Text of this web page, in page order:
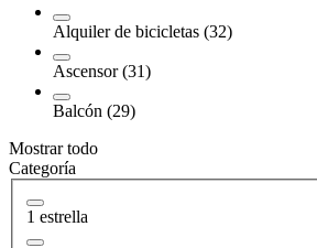
Alquiler de bicicletas (32)
Ascensor (31)
Balcón (29)
Mostrar todo
Categoría
1 estrella